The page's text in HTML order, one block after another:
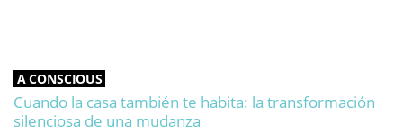
A CONSCIOUS
Cuando la casa también te habita: la transformación
silenciosa de una mudanza